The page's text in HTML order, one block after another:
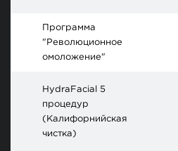
Программа
"Революционное
омоложение"
HydraFacial 5
процедур
(Калифорнийская
чистка)